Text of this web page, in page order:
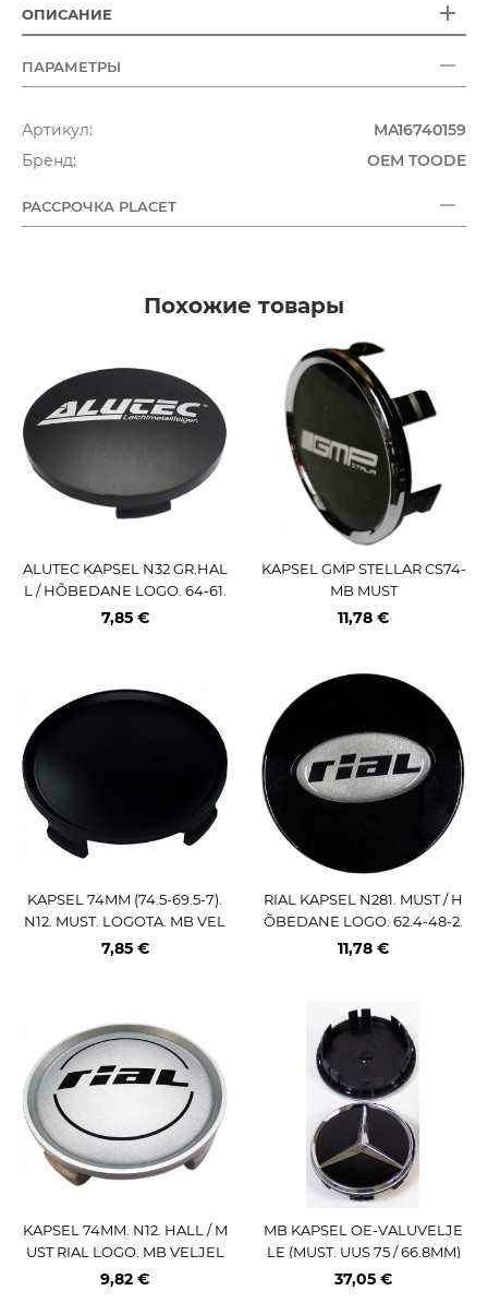
ОПИСАНИЕ
ПАРАМЕТРЫ
Артикул:
MA16740159
Бренд:
OEM TOODE
РАССРОЧКА PLACET
Похожие товары
ALUTEC KAPSEL N32 GR.HAL
L / HÕBEDANE LOGO. 64-61.
5-3 MM
7,85 €
KAPSEL GMP STELLAR CS74-
MB MUST
11,78 €
KAPSEL 74MM (74.5-69.5-7).
N12. MUST. LOGOTA. MB VEL
JELE
7,85 €
RIAL KAPSEL N281. MUST / H
ÕBEDANE LOGO. 62.4-48-2.
5 MM
11,78 €
KAPSEL 74MM. N12. HALL / M
UST RIAL LOGO. MB VELJEL
E 74MM
9,82 €
MB KAPSEL OE-VALUVELJE
LE (MUST. UUS 75 / 66.8MM)
OE:A0004003800 9040
37,05 €